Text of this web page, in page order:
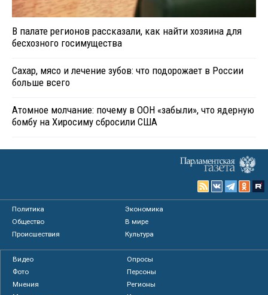
В палате регионов рассказали, как найти хозяина для
бесхозного госимущества
Сахар, мясо и лечение зубов: что подорожает в России
больше всего
Атомное молчание: почему в ООН «забыли», что ядерную
бомбу на Хиросиму сбросили США
Политика
Экономика
Общество
В мире
Происшествия
Культура
Видео
Опросы
Фото
Персоны
Мнения
Регионы